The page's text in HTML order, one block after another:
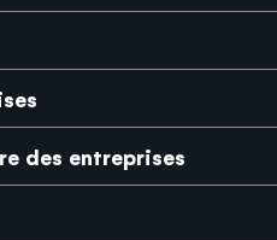
des entreprises